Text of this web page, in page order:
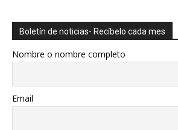
Boletín de noticias- Recíbelo cada mes
Nombre o nombre completo
Email